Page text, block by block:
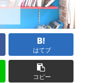
はてブ
コピー